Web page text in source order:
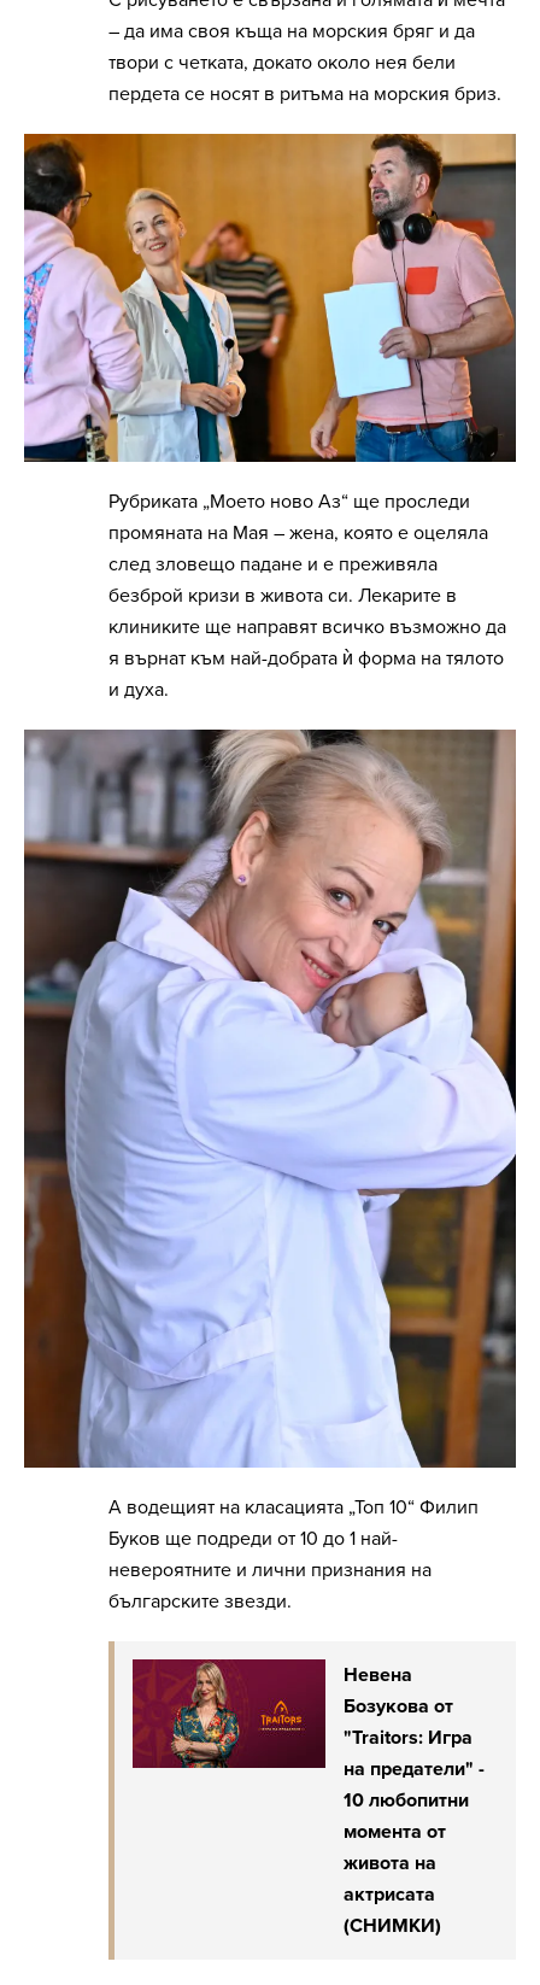
– да има своя къща на морския бряг и да
твори с четката, докато около нея бели
пердета се носят в ритъма на морския бриз.
Рубриката „Моето ново Аз“ ще проследи
промяната на Мая – жена, която е оцеляла
след зловещо падане и е преживяла
безброй кризи в живота си. Лекарите в
клиниките ще направят всичко възможно да
я върнат към най-добрата ѝ форма на тялото
и духа.
А водещият на класацията „Топ 10“ Филип
Буков ще подреди от 10 до 1 най-
невероятните и лични признания на
българските звезди.
Невена
Бозукова от
"Traitors: Игра
на предатели" -
10 любопитни
момента от
живота на
актрисата
(СНИМКИ)